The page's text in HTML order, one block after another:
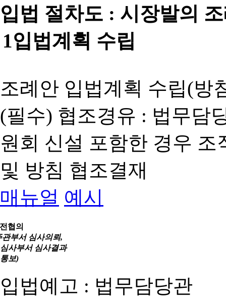
입법 절차도 : 시장발의
1입법계획 수립
조례안 입법계획 수립(방
(필수) 협조경유 : 법무담
원회 신설 포함한 경우
및 방침 협조결재
매뉴얼 예시
협의
관부서 심사의뢰,
심사부서 심사결과
통보)
입법예고 : 법무담당관